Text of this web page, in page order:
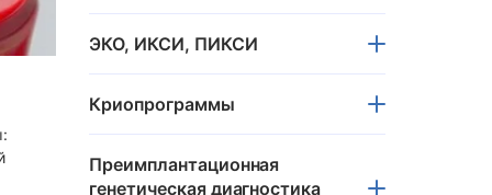
Эпидидимит
Орхит
Астенозооспермия
Криоконсервация сперматозоидов
ЭКО, ИКСИ, ПИКСИ
Криопрограммы
Преимплантационная
генетическая диагностика